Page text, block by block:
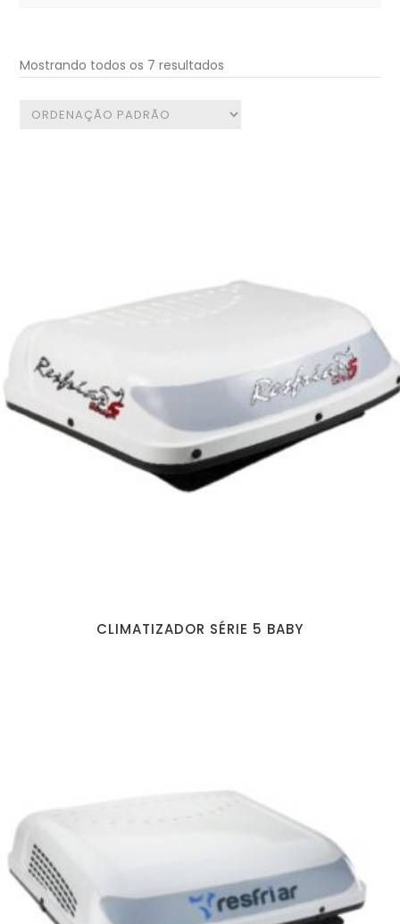
Mostrando todos os 7 resultados
CLIMATIZADOR SÉRIE 5 BABY